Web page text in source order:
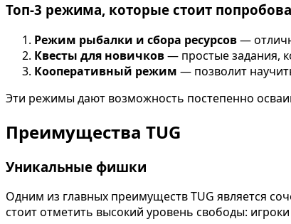
Топ-3 режима, которые стоит
Режим рыбалки и сбора ресурсов—
Квесты для новичков— простые задания,
Кооперативный режим — позволит
Эти режимы дают возможность постепенно
Преимущества TUG
Уникальные фишки
Одним из главных преимуществ TUG является
стоит отметить высокий уровень свободы: